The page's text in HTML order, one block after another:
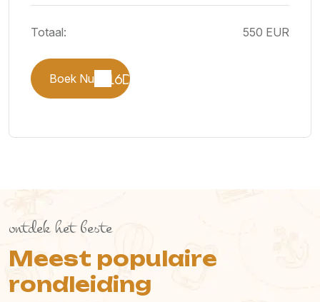
Totaal: 550 EUR
Boek Nu
ontdek het beste
Meest populaire
rondleiding